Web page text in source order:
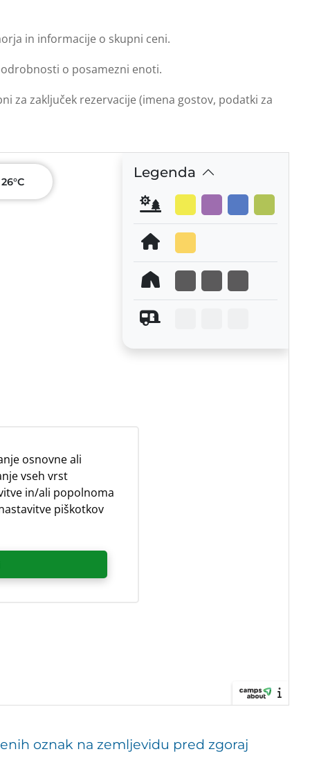
in informacije o skupni ceni.
o posamezni enoti.
za zaključek rezervacije (imena gostov, podatki za
oznak na zemljevidu pred zgoraj
osnovne ali
vseh vrst
in/ali popolnoma
piškotkov